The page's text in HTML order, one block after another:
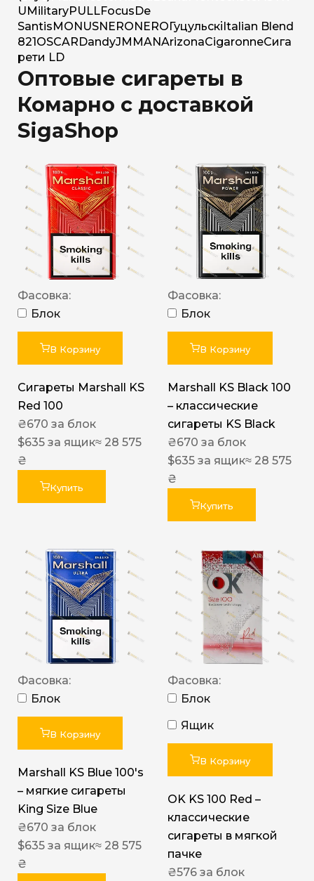
U MilitaryPULLFocus De
Santis MONUSNERO NERO Гуцульскі Italian Blend
821 OSCAR DandyJM MANArizonaCigaronneСига
рети LD
Оптовые сигареты в
Комарно с доставкой
SigaShop
Фасовка:
Блок
В Корзину
Сигареты Marshall KS
Red 100
₴670 за блок
$635 за ящик≈ 28 575
₴
Купить
Фасовка:
Блок
В Корзину
Marshall KS Black 100
– классические
сигареты KS Black
₴670 за блок
$635 за ящик≈ 28 575
₴
Купить
Фасовка:
Блок
В Корзину
Marshall KS Blue 100's
– мягкие сигареты
King Size Blue
₴670 за блок
$635 за ящик≈ 28 575
₴
Фасовка:
Блок
Ящик
В Корзину
OK KS 100 Red –
классические
сигареты в мягкой
пачке
₴576 за блок